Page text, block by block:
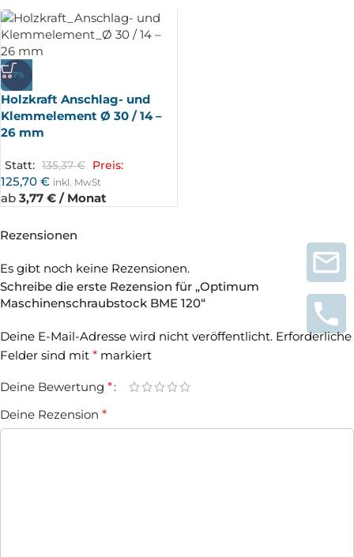
-7%
Holzkraft Anschlag- und
Klemmelement Ø 30 / 14 –
26 mm
Statt: 135,37€ Preis:
125,70 € inkl. MwSt
ab 3,77 € / Monat
Rezensionen
Es gibt noch keine Rezensionen.
Schreibe die erste Rezension für „Optimum
Maschinenschraubstock BME 120“
Deine E-Mail-Adresse wird nicht veröffentlicht. Erforderliche
Felder sind mit * markiert
Deine Bewertung *
Deine Rezension *